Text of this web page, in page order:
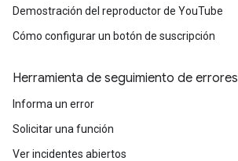
Demostración del reproductor de YouTube
Cómo configurar un botón de suscripción
Herramienta de seguimiento de errores
Informa un error
Solicitar una función
Ver incidentes abiertos